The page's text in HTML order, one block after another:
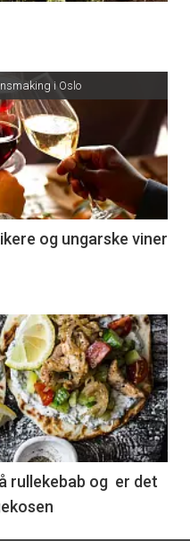
i Oslo
og ungarske viner
rullekebab og er det